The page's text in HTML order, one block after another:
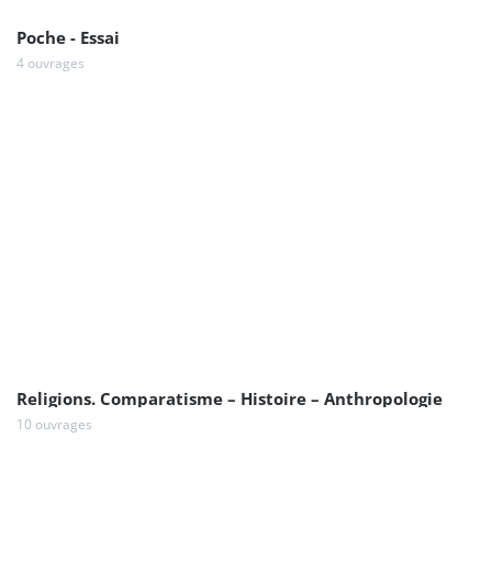
Poche - Essai
4 ouvrages
Religions. Comparatisme – Histoire – Anthropologie
10 ouvrages